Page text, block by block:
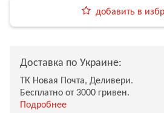
добавить в
Доставка по Украине:
ТК Новая Почта, Деливери.
Бесплатно от 3000 гривен.
Подробнее